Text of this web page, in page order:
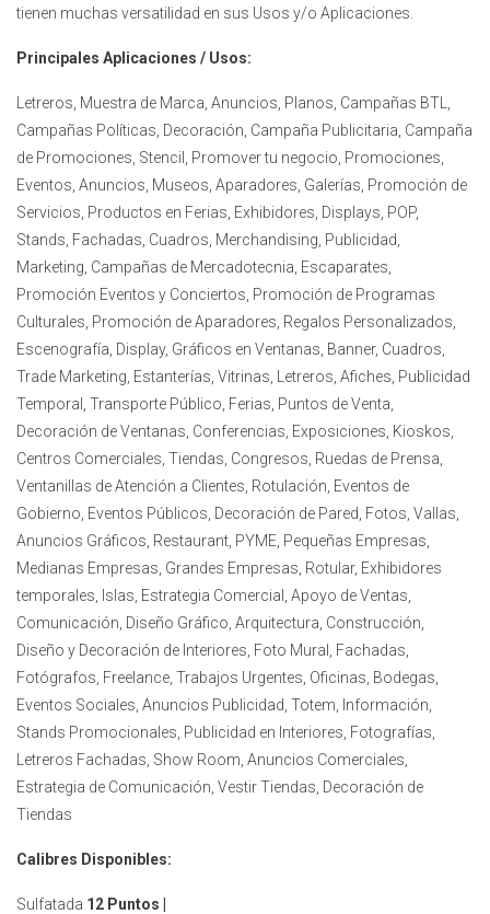
tienen muchas versatilidad en sus Usos y/o Aplicaciones.
Principales Aplicaciones / Usos:
Letreros, Muestra de Marca, Anuncios, Planos, Campañas BTL,
Campañas Políticas, Decoración, Campaña Publicitaria, Campaña
de Promociones, Stencil, Promover tu negocio, Promociones,
Eventos, Anuncios, Museos, Aparadores, Galerías, Promoción de
Servicios, Productos en Ferias, Exhibidores, Displays, POP,
Stands, Fachadas, Cuadros, Merchandising, Publicidad,
Marketing, Campañas de Mercadotecnia, Escaparates,
Promoción Eventos y Conciertos, Promoción de Programas
Culturales, Promoción de Aparadores, Regalos Personalizados,
Escenografía, Display, Gráficos en Ventanas, Banner, Cuadros,
Trade Marketing, Estanterías, Vitrinas, Letreros, Afiches, Publicidad
Temporal, Transporte Público, Ferias, Puntos de Venta,
Decoración de Ventanas, Conferencias, Exposiciones, Kioskos,
Centros Comerciales, Tiendas, Congresos, Ruedas de Prensa,
Ventanillas de Atención a Clientes, Rotulación, Eventos de
Gobierno, Eventos Públicos, Decoración de Pared, Fotos, Vallas,
Anuncios Gráficos, Restaurant, PYME, Pequeñas Empresas,
Medianas Empresas, Grandes Empresas, Rotular, Exhibidores
temporales, Islas, Estrategia Comercial, Apoyo de Ventas,
Comunicación, Diseño Gráfico, Arquitectura, Construcción,
Diseño y Decoración de Interiores, Foto Mural, Fachadas,
Fotógrafos, Freelance, Trabajos Urgentes, Oficinas, Bodegas,
Eventos Sociales, Anuncios Publicidad, Totem, Información,
Stands Promocionales, Publicidad en Interiores, Fotografías,
Letreros Fachadas, Show Room, Anuncios Comerciales,
Estrategia de Comunicación, Vestir Tiendas, Decoración de
Tiendas
Calibres Disponibles:
Sulfatada 12 Puntos |